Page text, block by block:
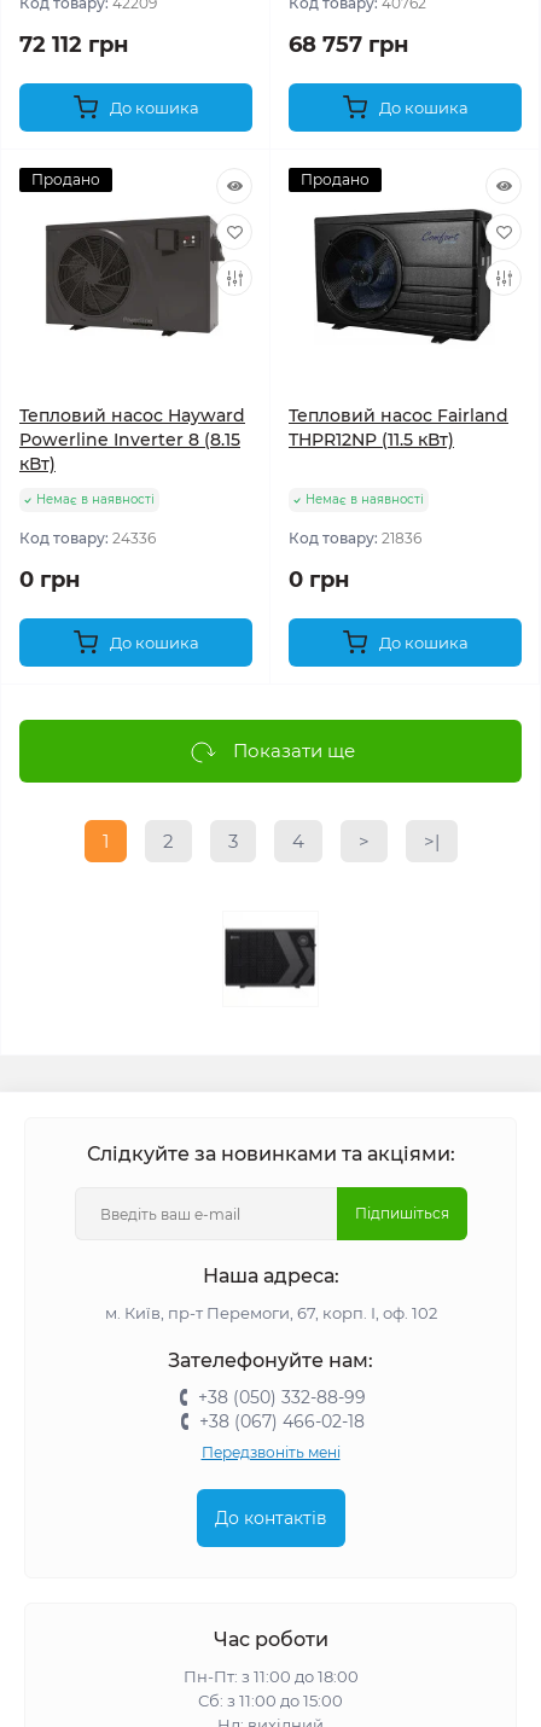
72 112 грн
До кошика
68 757 грн
До кошика
Продано
Тепловий насос Hayward
Powerline Inverter 8 (8.15
кВт)
Немає в наявності
Код товару: 24336
0 грн
До кошика
Продано
Тепловий насос Fairland
THPR12NP (11.5 кВт)
Немає в наявності
Код товару: 21836
0 грн
До кошика
Показати ще
1 2 3 4 > >|
Слідкуйте за новинками та акціями:
Підпишіться
Наша адреса:
м. Київ, пр-т Перемоги, 67, корп. І, оф. 102
Зателефонуйте нам:
+38 (050) 332-88-99
+38 (067) 466-02-18
Передзвоніть мені
До контактів
Час роботи
Пн-Пт: з 11:00 до 18:00
Сб: з 11:00 до 15:00